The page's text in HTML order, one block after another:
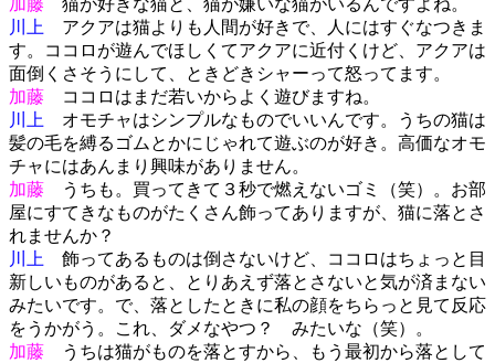
川上
アクアは猫よりも人間が好きで、人にはすぐなつきま
す。ココロが遊んでほしくてアクアに近付くけど、アクアは
面倒くさそうにして、ときどきシャーって怒ってます。
加藤 ココロはまだ若いからよく遊びますね。
川上
オモチャはシンプルなものでいいんです。うちの猫は
髪の毛を縛るゴムとかにじゃれて遊ぶのが好き。高価なオモ
チャにはあんまり興味がありません。
加藤 うちも。買ってきて３秒で燃えないゴミ（笑）。お部
屋にすてきなものがたくさん飾ってありますが、猫に落とさ
れませんか？
川上
飾ってあるものは倒さないけど、ココロはちょっと目
新しいものがあると、とりあえず落とさないと気が済まない
みたいです。で、落としたときに私の顔をちらっと見て反応
をうかがう。これ、ダメなやつ？ みたいな（笑）。
加藤 うちは猫がものを落とすから、もう最初から落として